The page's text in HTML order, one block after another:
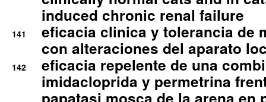
induced chronic renal failure
141
eficacia clinica y tolerancia de
con alteraciones del aparato
142
eficacia repelente de una
imidacloprida y permetrina
papatasi mosca de la arena en